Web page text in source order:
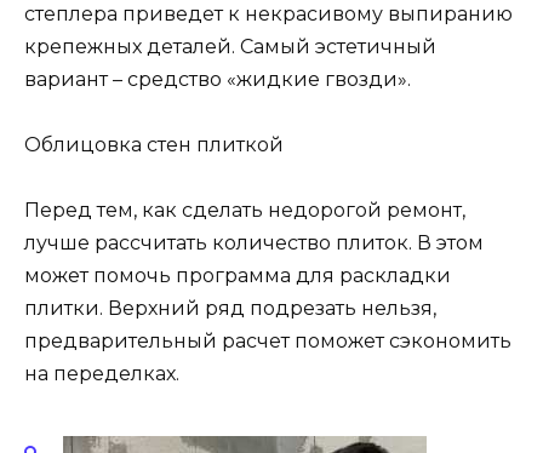
степлера приведет к некрасивому выпиранию
крепежных деталей. Самый эстетичный
вариант – средство «жидкие гвозди».
Облицовка стен плиткой
Перед тем, как сделать недорогой ремонт,
лучше рассчитать количество плиток. В этом
может помочь программа для раскладки
плитки. Верхний ряд подрезать нельзя,
предварительный расчет поможет сэкономить
на переделках.